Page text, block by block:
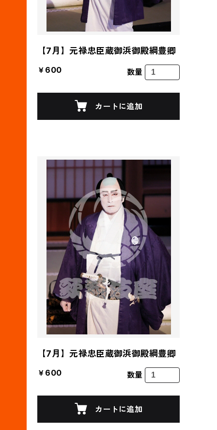
【7月】元禄忠臣蔵御浜御殿綱豊卿
￥600 数量
カートに追加
【7月】元禄忠臣蔵御浜御殿綱豊卿
￥600 数量
カートに追加